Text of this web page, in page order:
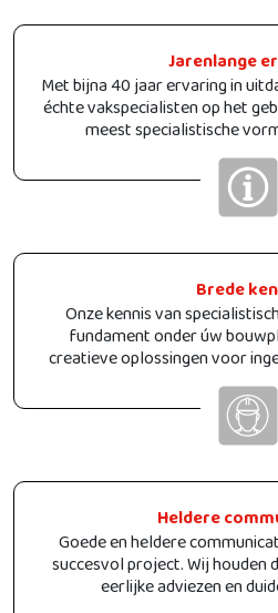
Jarenlange
Met bijna 40 jaar ervaring in
échte vakspecialisten op het
meest specialistische
Brede
Onze kennis van
fundament onder úw
creatieve oplossingen voor
Heldere
Goede en heldere
succesvol project. Wij houden
eerlijke adviezen en